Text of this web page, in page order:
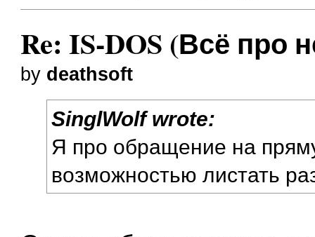
Re: IS-DOS (Всё про
by deathsoft
SinglWolf wrote:
Я про обращение на
возможностью листать